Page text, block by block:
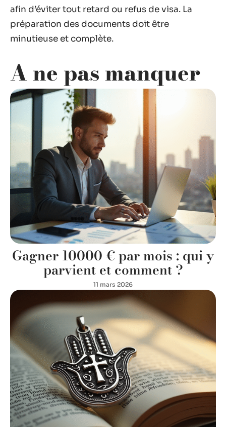
afin d’éviter tout retard ou refus de visa. La
préparation des documents doit être
minutieuse et complète.
A ne pas manquer
Gagner 10000 € par mois : qui y
parvient et comment ?
11 mars 2026